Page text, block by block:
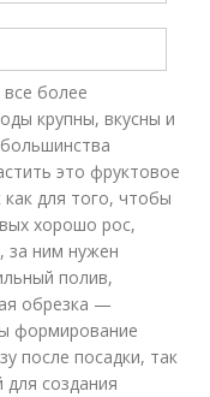
более
крупны, вкусны и
это фруктовое
как для того, чтобы
хорошо рос,
за ним нужен
полив,
обрезка —
формирование
после посадки, так
для создания